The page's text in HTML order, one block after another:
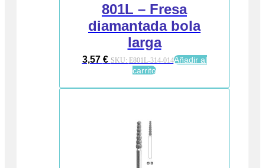
801L – Fresa
diamantada bola
larga
3,57 € SKU: E801L-314-014Añadir al
carrito